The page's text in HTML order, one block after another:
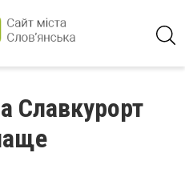
Славкурорт